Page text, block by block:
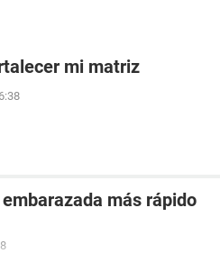
mi matriz
más rápido